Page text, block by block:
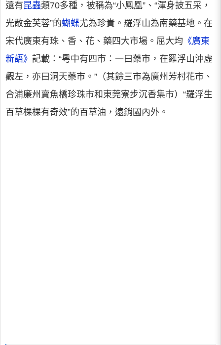
還有昆蟲類70多種，被稱為“小鳳凰”、“渾身披五采，
光散金芙蓉”的蝴蝶尤為珍貴。羅浮山為南藥基地。在
宋代廣東有珠、香、花、藥四大市場。屈大均 《廣東
新語》 記載：“粵中有四市：一曰藥市，在羅浮山沖虛
觀左，亦曰洞天藥市。”（其餘三市為廣州芳村花市、
合浦廉州賣魚橋珍珠市和東莞寮步沉香集市）“羅浮生
百草棵棵有奇效”的百草油，遠銷國內外。